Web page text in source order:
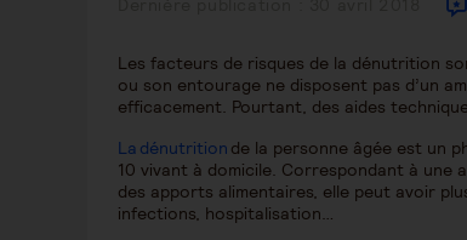
Les facteurs de risques de la dénutrition
ou son entourage ne disposent pas d’un
efficacement. Pourtant, des aides
La dénutrition de la personne âgée est un
10 vivant à domicile. Correspondant à une
des apports alimentaires, elle peut avoir
infections, hospitalisation…